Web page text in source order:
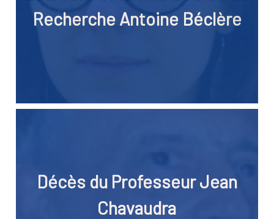
Recherche Antoine Béclère
Décès du Professeur Jean
Chavaudra